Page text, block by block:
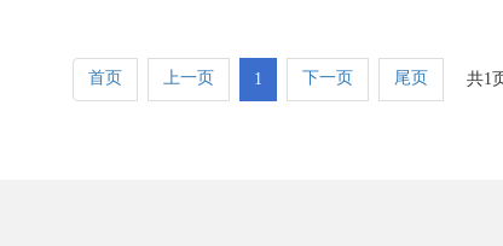
首页 上一页 1 下一页 尾页 共1